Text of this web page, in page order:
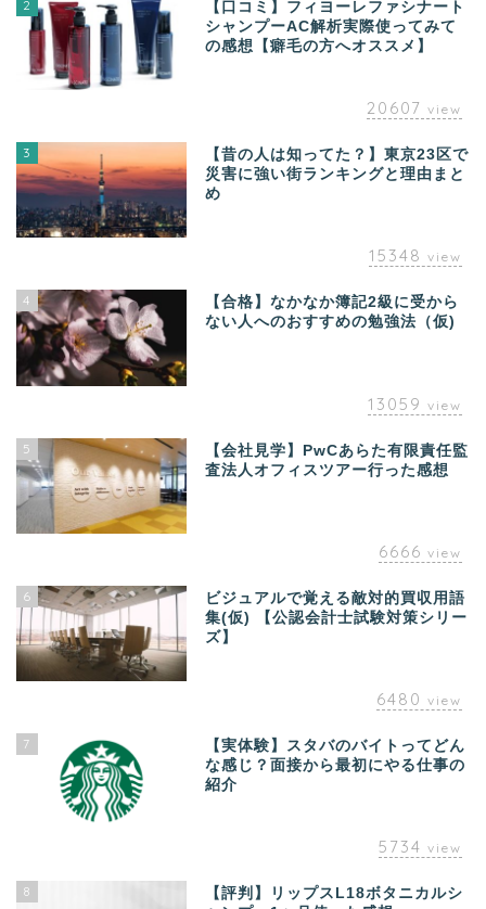
2
【口コミ】フィヨーレファシナート
シャンプーAC解析実際使ってみて
の感想【癖毛の方へオススメ】
20607 view
3
【昔の人は知ってた？】東京23区で
災害に強い街ランキングと理由まと
め
15348 view
4
【合格】なかなか簿記2級に受から
ない人へのおすすめの勉強法（仮)
13059 view
5
【会社見学】PwCあらた有限責任監
査法人オフィスツアー行った感想
6666 view
6
ビジュアルで覚える敵対的買収用語
集(仮) 【公認会計士試験対策シリー
ズ】
6480 view
7
【実体験】スタバのバイトってどん
な感じ？面接から最初にやる仕事の
紹介
5734 view
8
【評判】リップスL18ボタニカルシ